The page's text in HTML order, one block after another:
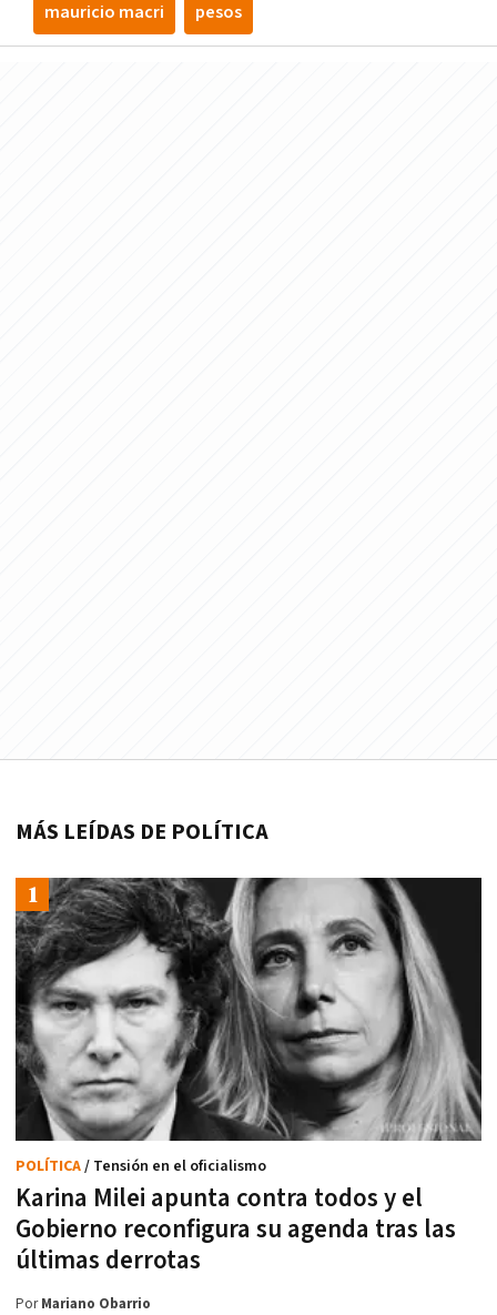
mauricio macri pesos
MÁS LEÍDAS DE POLÍTICA
Karina Milei apunta contra todos y el
Gobierno reconfigura su agenda tras las
últimas derrotas
POLÍTICA/ Tensión en el oficialismo
PorMariano Obarrio